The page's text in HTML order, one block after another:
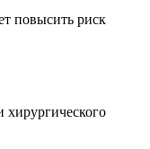
повысить риск
хирургического